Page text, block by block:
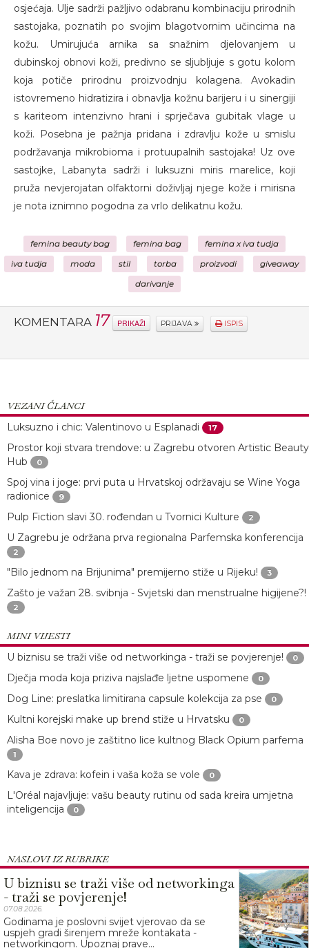
osjećaja. Ulje sadrži pažljivo odabranu kombinaciju prirodnih
sastojaka, poznatih po svojim blagotvornim učincima na
kožu. Umirujuća arnika sa snažnim djelovanjem u
dubinskoj obnovi koži, predivno se sljubljuje s gotu kolom
koja potiče prirodnu proizvodnju kolagena. Avokadin
istovremeno hidratizira i obnavlja kožnu barijeru i u sinergiji
s kariteom intenzivno hrani i sprječava gubitak vlage u
koži. Posebna je pažnja pridana i zdravlju kože u smislu
podržavanja mikrobioma i protuupalnih sastojaka! Uz ove
sastojke, Labanyta sadrži i luksuzni miris marelice, koji
pruža nevjerojatan olfaktorni doživljaj njege kože i mirisna
je nota iznimno pogodna za vrlo delikatnu kožu.
femina beauty bag femina bag femina x iva tudja
iva tudja moda stil torba proizvodi giveaway
darivanje
KOMENTARA 17 PRIKAŽI PRIJAVA ISPIS
VEZANI ČLANCI
Luksuzno i chic: Valentinovo u Esplanadi
17
Prostor koji stvara trendove: u Zagrebu otvoren Artistic Beauty
Hub
0
Spoj vina i joge: prvi puta u Hrvatskoj održavaju se Wine Yoga
radionice
9
Pulp Fiction slavi 30. rođendan u Tvornici Kulture 2
U Zagrebu je održana prva regionalna Parfemska konferencija
2
"Bilo jednom na Brijunima" premijerno stiže u Rijeku! 3
Zašto je važan 28. svibnja - Svjetski dan menstrualne higijene?!
2
MINI VIJESTI
U biznisu se traži više od networkinga - traži se povjerenje!
0
Dječja moda koja priziva najslađe ljetne uspomene 0
Dog Line: preslatka limitirana capsule kolekcija za pse 0
Kultni korejski make up brend stiže u Hrvatsku 0
Alisha Boe novo je zaštitno lice kultnog Black Opium parfema
1
Kava je zdrava: kofein i vaša koža se vole 0
L'Oréal najavljuje: vašu beauty rutinu od sada kreira umjetna
inteligencija
0
NASLOVI IZ RUBRIKE
U biznisu se traži više od networkinga
- traži se povjerenje!
07.08.2026.
Godinama je poslovni svijet vjerovao da se
uspjeh gradi širenjem mreže kontakata -
networkingom. Upoznaj prave...